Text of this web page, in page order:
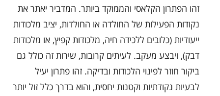
זהו הפתרון הקלאסי והממוקד ביותר. המדביר יאתר את
נקודות הפעילות של החולדה או החולדות, יציב מלכודות
ייעודיות (כלובים ללכידה חיה, מלכודות קפיץ, או מלכודות
דבק), ויבצע מעקב. לעיתים קרובות, שירות זה כולל גם
ביקור חוזר לפינוי הלכודות ובדיקה. זהו פתרון יעיל
לבעיות נקודתיות וקטנות יחסית, והוא בדרך כלל זול יותר